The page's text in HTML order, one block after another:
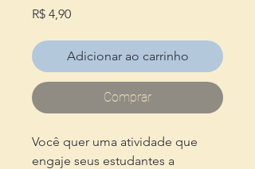
R$ 4,90Preço
Adicionar ao carrinho
Comprar
Você quer uma atividade que
engaje seus estudantes a